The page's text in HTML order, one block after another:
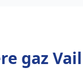
gaz